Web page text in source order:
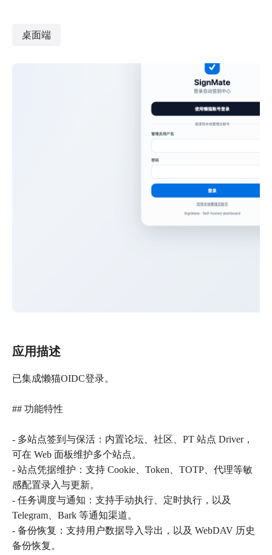
桌面端
应用描述
已集成懒猫OIDC登录。
## 功能特性
- 多站点签到与保活：内置论坛、社区、PT 站点 Driver，
可在 Web 面板维护多个站点。
- 站点凭据维护：支持 Cookie、Token、TOTP、代理等敏
感配置录入与更新。
- 任务调度与通知：支持手动执行、定时执行，以及
Telegram、Bark 等通知渠道。
- 备份恢复：支持用户数据导入导出，以及 WebDAV 历史
备份恢复。